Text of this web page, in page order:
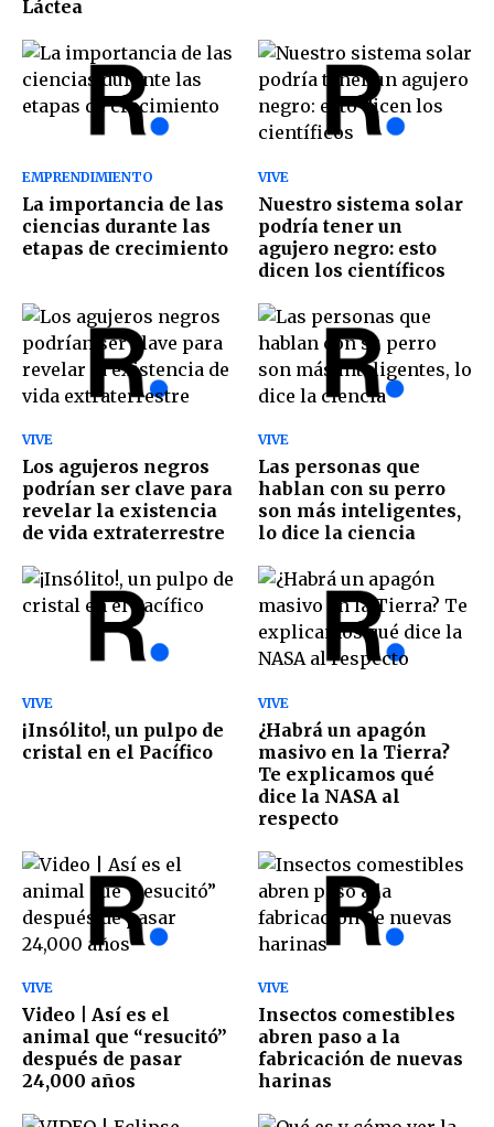
Láctea
EMPRENDIMIENTO
La importancia de las
ciencias durante las
etapas de crecimiento
VIVE
Nuestro sistema solar
podría tener un
agujero negro: esto
dicen los científicos
VIVE
Los agujeros negros
podrían ser clave para
revelar la existencia
de vida extraterrestre
VIVE
Las personas que
hablan con su perro
son más inteligentes,
lo dice la ciencia
VIVE
¡Insólito!, un pulpo de
cristal en el Pacífico
VIVE
¿Habrá un apagón
masivo en la Tierra?
Te explicamos qué
dice la NASA al
respecto
VIVE
Video | Así es el
animal que “resucitó”
después de pasar
24,000 años
VIVE
Insectos comestibles
abren paso a la
fabricación de nuevas
harinas